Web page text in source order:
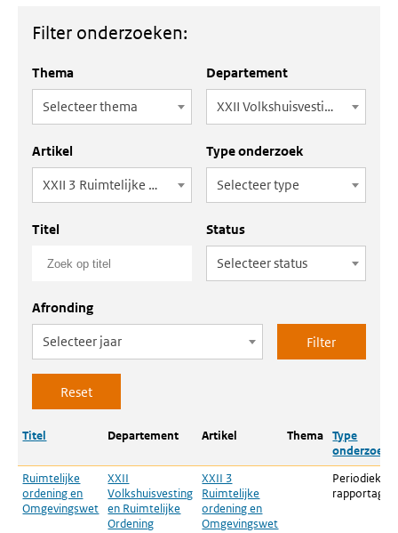
Filter onderzoeken:
Thema
Selecteer thema
Departement
XXII Volkshuisvesting en Ruimtelijke Ordening
Artikel
XXII 3 Ruimtelijke ordening en Omgevingswet
Type onderzoek
Selecteer type
Titel
Status
Selecteer status
Afronding
Selecteer jaar
Titel Departement Artikel Thema
Type
onderzoek
Ruimtelijke
ordening en
Omgevingswet
XXII
Volkshuisvesting
en Ruimtelijke
Ordening
XXII 3
Ruimtelijke
ordening en
Omgevingswet
Periodieke
rapportage